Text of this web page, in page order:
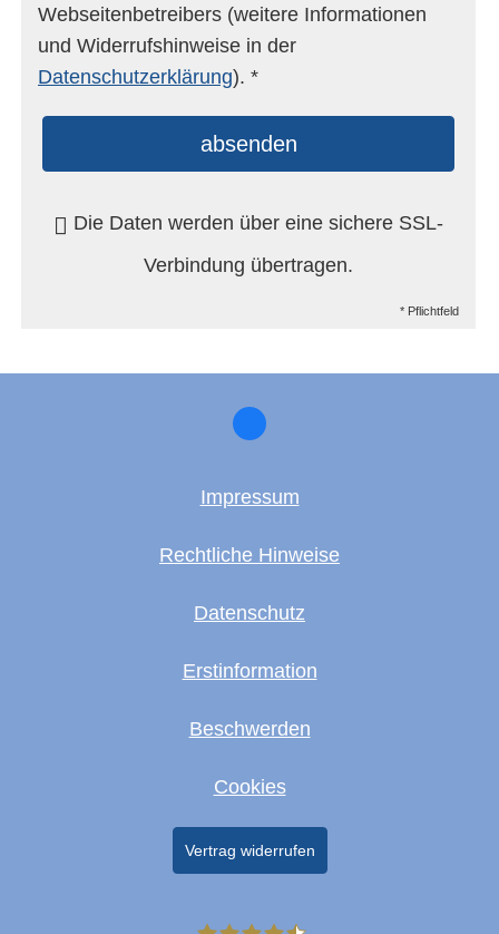
Webseitenbetreibers (weitere Informationen
und Widerrufshinweise in der
Datenschutzerklärung). *
absenden
Die Daten werden über eine sichere SSL-
Verbindung übertragen.
* Pflichtfeld
Impressum
Rechtliche Hinweise
Datenschutz
Erstinformation
Beschwerden
Cookies
Vertrag widerrufen